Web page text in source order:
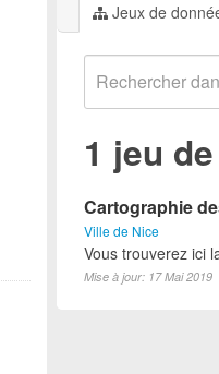
Jeux de
1 jeu
Cartographie
Ville de Nice
Vous trouverez ici
Mise à jour: 17 Mai 2019